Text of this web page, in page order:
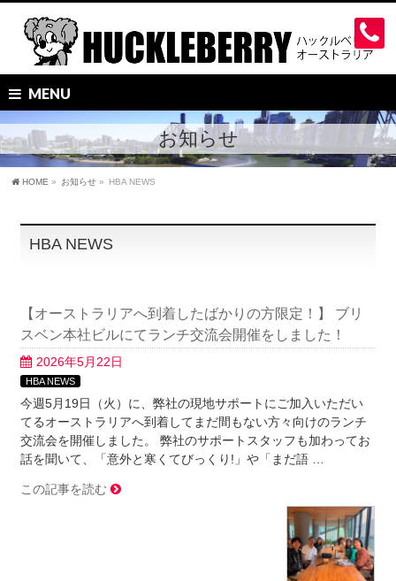
MENU
お知らせ
HOME » お知らせ » HBA NEWS
HBA NEWS
【オーストラリアへ到着したばかりの方限定！】 ブリ
スベン本社ビルにてランチ交流会開催をしました！
2026年5月22日
HBA NEWS
今週5月19日（火）に、弊社の現地サポートにご加入いただい
てるオーストラリアへ到着してまだ間もない方々向けのランチ
交流会を開催しました。 弊社のサポートスタッフも加わってお
話を聞いて、「意外と寒くてびっくり!」や「まだ語 …
この記事を読む